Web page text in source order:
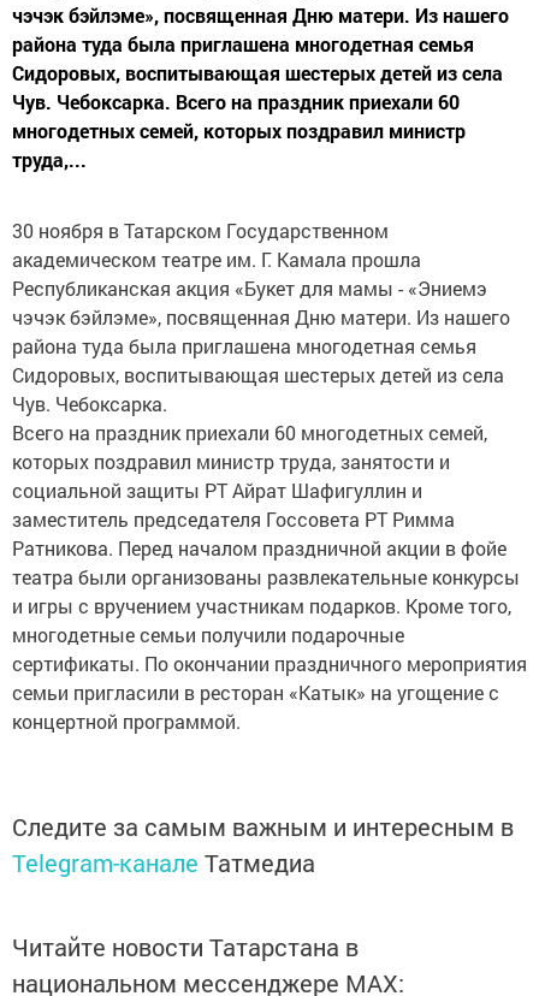
чэчэк бэйлэме», посвященная Дню матери. Из нашего
района туда была приглашена многодетная семья
Сидоровых, воспитывающая шестерых детей из села
Чув. Чебоксарка. Всего на праздник приехали 60
многодетных семей, которых поздравил министр
труда,...
30 ноября в Татарском Государственном
академическом театре им. Г. Камала прошла
Республиканская акция «Букет для мамы - «Эниемэ
чэчэк бэйлэме», посвященная Дню матери. Из нашего
района туда была приглашена многодетная семья
Сидоровых, воспитывающая шестерых детей из села
Чув. Чебоксарка.
Всего на праздник приехали 60 многодетных семей,
которых поздравил министр труда, занятости и
социальной защиты РТ Айрат Шафигуллин и
заместитель председателя Госсовета РТ Римма
Ратникова. Перед началом праздничной акции в фойе
театра были организованы развлекательные конкурсы
и игры с вручением участникам подарков. Кроме того,
многодетные семьи получили подарочные
сертификаты. По окончании праздничного мероприятия
семьи пригласили в ресторан «Катык» на угощение с
концертной программой.
Следите за самым важным и интересным в
Telegram-канале Татмедиа
Читайте новости Татарстана в
национальном мессенджере MАХ: